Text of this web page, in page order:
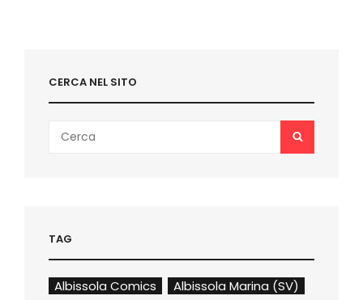
CERCA NEL SITO
for:
SEARCH
TAG
Albissola Comics
Albissola Marina (SV)